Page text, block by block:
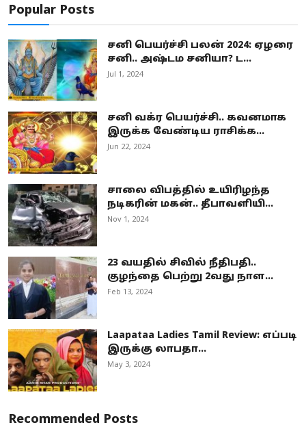
Popular Posts
சனி பெயர்ச்சி பலன் 2024: ஏழரை
சனி.. அஷ்டம சனியா? ட...
Jul 1, 2024
சனி வக்ர பெயர்ச்சி.. கவனமாக
இருக்க வேண்டிய ராசிக்க...
Jun 22, 2024
சாலை விபத்தில் உயிரிழந்த
நடிகரின் மகன்.. தீபாவளியி...
Nov 1, 2024
23 வயதில் சிவில் நீதிபதி..
குழந்தை பெற்று 2வது நாள...
Feb 13, 2024
Laapataa Ladies Tamil Review: எப்படி
இருக்கு லாபதா...
May 3, 2024
Recommended Posts